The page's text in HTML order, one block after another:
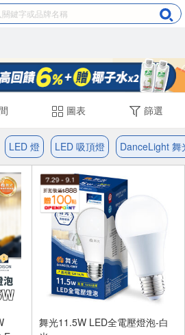
圖表 篩選
LED 燈 LED 吸頂燈 DanceLight 舞
舞光11.5W LED全電壓燈泡-白